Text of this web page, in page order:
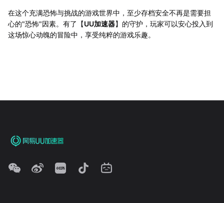
在这个充满恐怖与挑战的游戏世界中，至少存档安全不再是需要担
心的"恐怖"因素。有了【UU加速器】的守护，玩家可以安心投入到
这场惊心动魄的冒险中，享受纯粹的游戏乐趣。